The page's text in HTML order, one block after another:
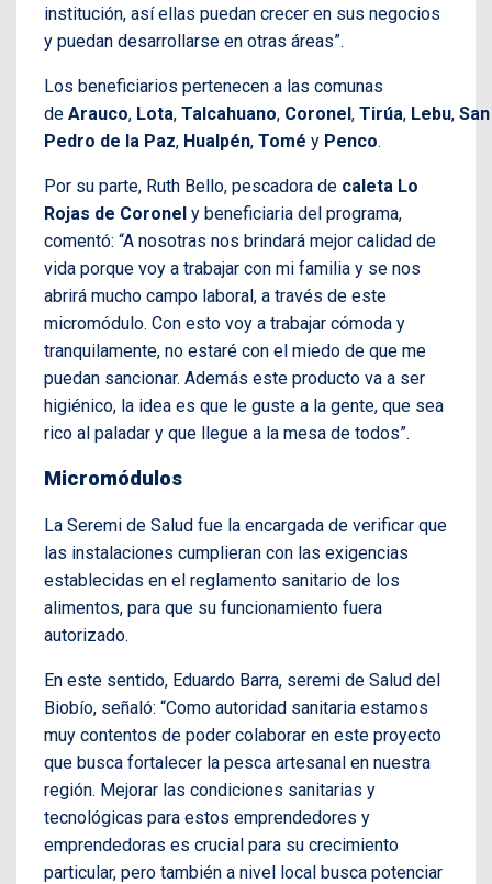
institución, así ellas puedan crecer en sus negocios
y puedan desarrollarse en otras áreas”.
Los beneficiarios pertenecen a las comunas
de Arauco, Lota, Talcahuano, Coronel , Tirúa, Lebu, San
Pedro de la Paz, Hualpén, Tomé y Penco.
Por su parte, Ruth Bello, pescadora de caleta Lo
Rojas de Coronel y beneficiaria del programa,
comentó: “A nosotras nos brindará mejor calidad de
vida porque voy a trabajar con mi familia y se nos
abrirá mucho campo laboral, a través de este
micromódulo. Con esto voy a trabajar cómoda y
tranquilamente, no estaré con el miedo de que me
puedan sancionar. Además este producto va a ser
higiénico, la idea es que le guste a la gente, que sea
rico al paladar y que llegue a la mesa de todos”.
Micromódulos
La Seremi de Salud fue la encargada de verificar que
las instalaciones cumplieran con las exigencias
establecidas en el reglamento sanitario de los
alimentos, para que su funcionamiento fuera
autorizado.
En este sentido, Eduardo Barra, seremi de Salud del
Biobío, señaló: “Como autoridad sanitaria estamos
muy contentos de poder colaborar en este proyecto
que busca fortalecer la pesca artesanal en nuestra
región. Mejorar las condiciones sanitarias y
tecnológicas para estos emprendedores y
emprendedoras es crucial para su crecimiento
particular, pero también a nivel local busca potenciar